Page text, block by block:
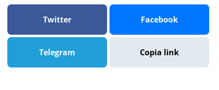
Twitter Facebook
Telegram Copia link